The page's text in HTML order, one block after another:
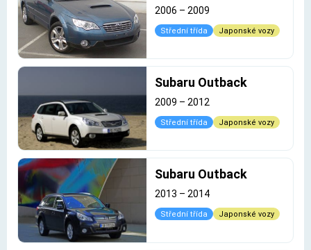
2006 – 2009
Střední třída Japonské vozy
Subaru Outback
2009 – 2012
Střední třída Japonské vozy
Subaru Outback
2013 – 2014
Střední třída Japonské vozy